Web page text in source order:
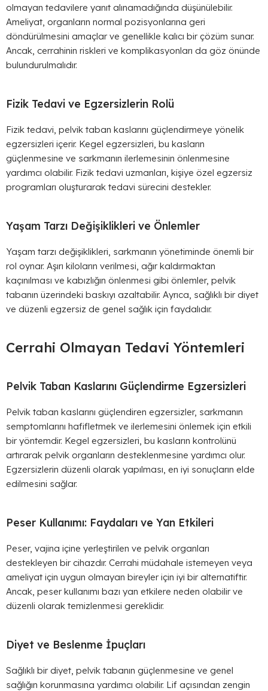
olmayan tedavilere yanıt alınamadığında düşünülebilir.
Ameliyat, organların normal pozisyonlarına geri
döndürülmesini amaçlar ve genellikle kalıcı bir çözüm sunar.
Ancak, cerrahinin riskleri ve komplikasyonları da göz önünde
bulundurulmalıdır.
Fizik Tedavi ve Egzersizlerin Rolü
Fizik tedavi, pelvik taban kaslarını güçlendirmeye yönelik
egzersizleri içerir. Kegel egzersizleri, bu kasların
güçlenmesine ve sarkmanın ilerlemesinin önlenmesine
yardımcı olabilir. Fizik tedavi uzmanları, kişiye özel egzersiz
programları oluşturarak tedavi sürecini destekler.
Yaşam Tarzı Değişiklikleri ve Önlemler
Yaşam tarzı değişiklikleri, sarkmanın yönetiminde önemli bir
rol oynar. Aşırı kiloların verilmesi, ağır kaldırmaktan
kaçınılması ve kabızlığın önlenmesi gibi önlemler, pelvik
tabanın üzerindeki baskıyı azaltabilir. Ayrıca, sağlıklı bir diyet
ve düzenli egzersiz de genel sağlık için faydalıdır.
Cerrahi Olmayan Tedavi Yöntemleri
Pelvik Taban Kaslarını Güçlendirme Egzersizleri
Pelvik taban kaslarını güçlendiren egzersizler, sarkmanın
semptomlarını hafifletmek ve ilerlemesini önlemek için etkili
bir yöntemdir. Kegel egzersizleri, bu kasların kontrolünü
artırarak pelvik organların desteklenmesine yardımcı olur.
Egzersizlerin düzenli olarak yapılması, en iyi sonuçların elde
edilmesini sağlar.
Peser Kullanımı: Faydaları ve Yan Etkileri
Peser, vajina içine yerleştirilen ve pelvik organları
destekleyen bir cihazdır. Cerrahi müdahale istemeyen veya
ameliyat için uygun olmayan bireyler için iyi bir alternatiftir.
Ancak, peser kullanımı bazı yan etkilere neden olabilir ve
düzenli olarak temizlenmesi gereklidir.
Diyet ve Beslenme İpuçları
Sağlıklı bir diyet, pelvik tabanın güçlenmesine ve genel
sağlığın korunmasına yardımcı olabilir. Lif açısından zengin